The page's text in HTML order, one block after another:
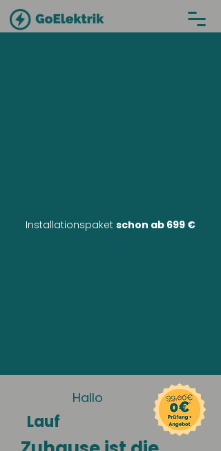
Installationspaket schon ab 699 €
Hallo
Lauf